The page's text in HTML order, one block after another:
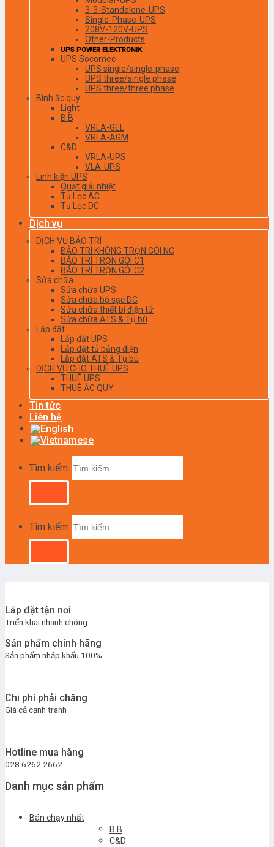
3-3-Standalone-UPS
Single-Phase-UPS
208V-120V-UPS
Other-Products
UPS POWER ELEKTRONIK
UPS Socomec
UPS single/single-phase
UPS three/single phase
UPS three/three phase
Bình ắc quy
Light
B.B
VRLA-GEL
VRLA-AGM
C&D
VRLA-UPS
VLA-UPS
Linh kiện UPS
Quạt giải nhiệt
Tụ Lọc AC
Tụ Lọc DC
Dịch vụ
DỊCH VỤ BẢO TRÌ
BẢO TRÌ KHÔNG TRỌN GÓI NC
BẢO TRÌ TRỌN GÓI C1
BẢO TRÌ TRỌN GÓI C2
Sửa chữa
Sửa chữa UPS
Sửa chữa bộ sạc DC
Sửa chữa thiết bị điện tử
Sửa chữa ATS & Tụ bù
Lắp đặt
Lắp đặt UPS
Lắp đặt tủ bảng điện
Lắp đặt ATS & Tụ bù
DỊCH VỤ CHO THUÊ UPS
THUÊ UPS
THUÊ ẮC QUY
Tin tức
Liên hệ
Tìm kiếm:
Tìm kiếm:
Lắp đặt tận nơi
Triển khai nhanh chóng
Sản phẩm chính hãng
Sản phẩm nhập khẩu 100%
Chi phí phải chăng
Giá cả cạnh tranh
Hotline mua hàng
028 6262.2662
Danh mục sản phẩm
Bán chạy nhất
B.B
C&D